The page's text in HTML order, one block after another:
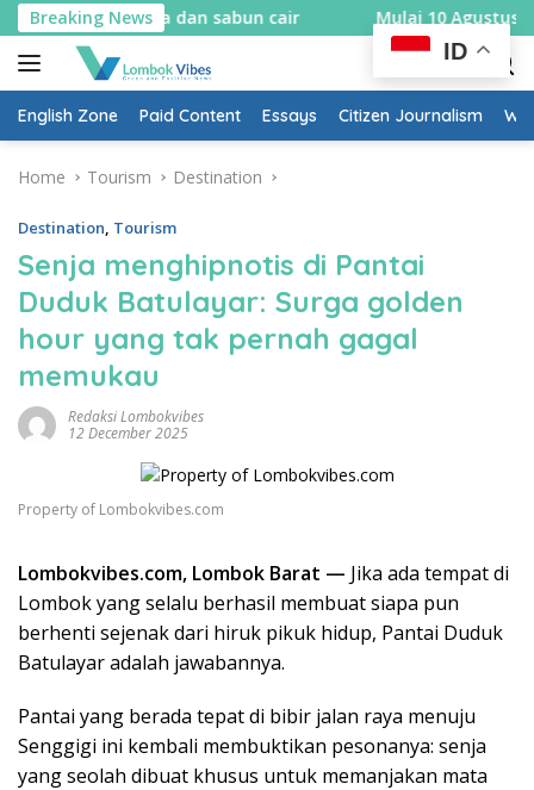
Skip
to
content
Breaking News
kelapa dan sabun cair Mulai 10 Agustus,
English Zone Paid Content Essays Citizen Journalism
Home Tourism Destination
Destination, Tourism
Senja menghipnotis di Pantai
Duduk Batulayar: Surga golden
hour yang tak pernah gagal
memukau
Redaksi Lombokvibes
12 December 2025
Property of Lombokvibes.com
Lombokvibes.com, Lombok Barat — Jika ada tempat di
Lombok yang selalu berhasil membuat siapa pun
berhenti sejenak dari hiruk pikuk hidup, Pantai Duduk
Batulayar adalah jawabannya.
Pantai yang berada tepat di bibir jalan raya menuju
Senggigi ini kembali membuktikan pesonanya: senja
yang seolah dibuat khusus untuk memanjakan mata
ID